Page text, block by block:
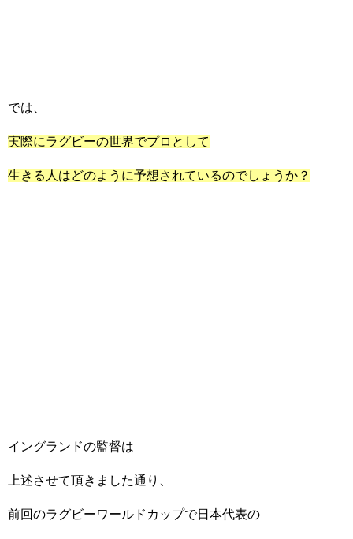
では、
実際にラグビーの世界でプロとして
生きる人はどのように予想されているのでしょうか？
イングランドの監督は
上述させて頂きました通り、
前回のラグビーワールドカップで日本代表の